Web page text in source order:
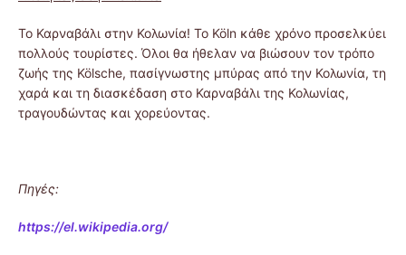
Το Καρναβάλι στην Κολωνία! Το Köln κάθε χρόνο προσελκύει
πολλούς τουρίστες. Όλοι θα ήθελαν να βιώσουν τον τρόπο
ζωής της Kölsche, πασίγνωστης μπύρας από την Κολωνία, τη
χαρά και τη διασκέδαση στο Καρναβάλι της Κολωνίας,
τραγουδώντας και χορεύοντας.
Πηγές:
https://el.wikipedia.org/